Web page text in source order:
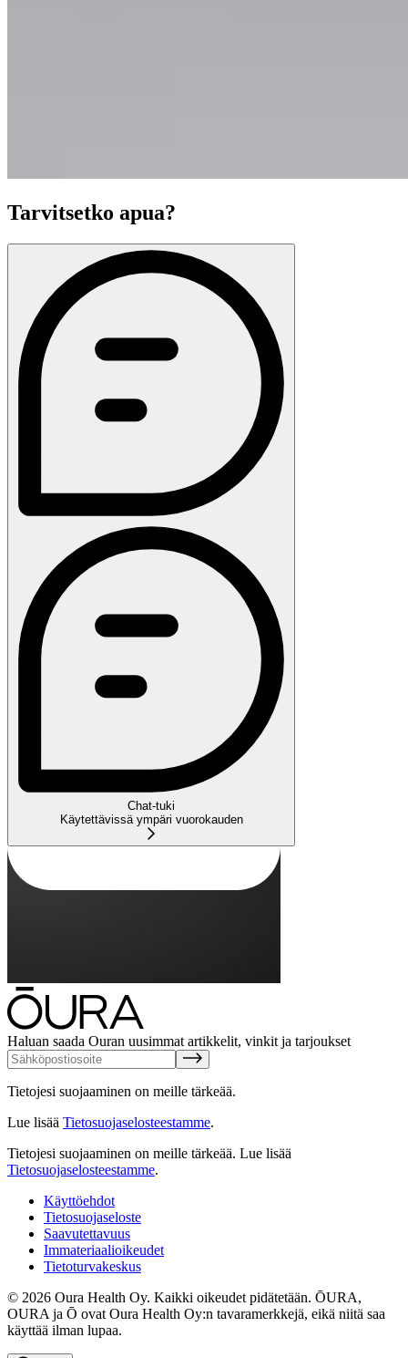
Tarvitsetko apua?
Chat-tuki
Käytettävissä ympäri vuorokauden
Haluan saada Ouran uusimmat artikkelit, vinkit ja tarjoukset
Tietojesi suojaaminen on meille tärkeää.
Lue lisää Tietosuojaselosteestamme.
Tietojesi suojaaminen on meille tärkeää. Lue lisää
Tietosuojaselosteestamme.
Käyttöehdot
Tietosuojaseloste
Saavutettavuus
Immateriaalioikeudet
Tietoturvakeskus
© 2026 Oura Health Oy. Kaikki oikeudet pidätetään. ŌURA,
OURA ja Ō ovat Oura Health Oy:n tavaramerkkejä, eikä niitä saa
käyttää ilman lupaa.